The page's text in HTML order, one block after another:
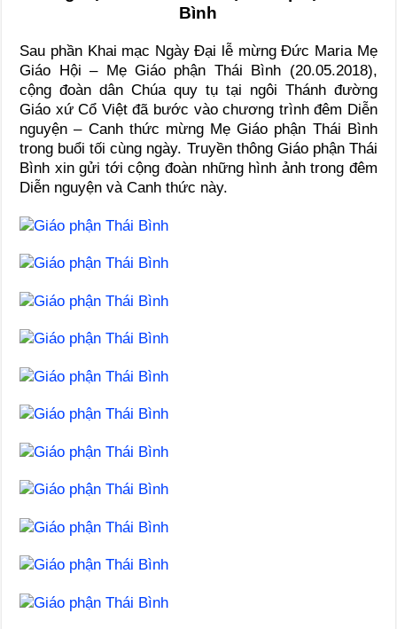
Bình
Sau phần Khai mạc Ngày Đại lễ mừng Đức Maria Mẹ
Giáo Hội – Mẹ Giáo phận Thái Bình (20.05.2018),
cộng đoàn dân Chúa quy tụ tại ngôi Thánh đường
Giáo xứ Cổ Việt đã bước vào chương trình đêm Diễn
nguyện – Canh thức mừng Mẹ Giáo phận Thái Bình
trong buổi tối cùng ngày. Truyền thông Giáo phận Thái
Bình xin gửi tới cộng đoàn những hình ảnh trong đêm
Diễn nguyện và Canh thức này.